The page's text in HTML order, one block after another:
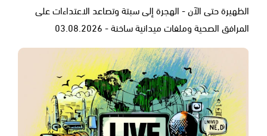
الظهيرة حتى الآن - الهجرة إلى سبتة وتصاعد الاعتداءات على
المرافق الصحية وملفات ميدانية ساخنة - 03.08.2026